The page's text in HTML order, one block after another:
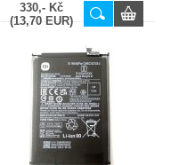
330,- Kč
(13,70 EUR)